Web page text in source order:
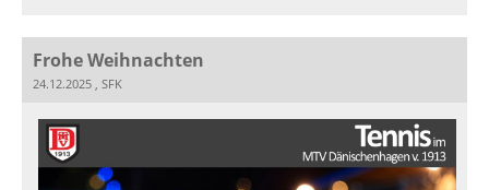
Frohe Weihnachten
24.12.2025 , SFK